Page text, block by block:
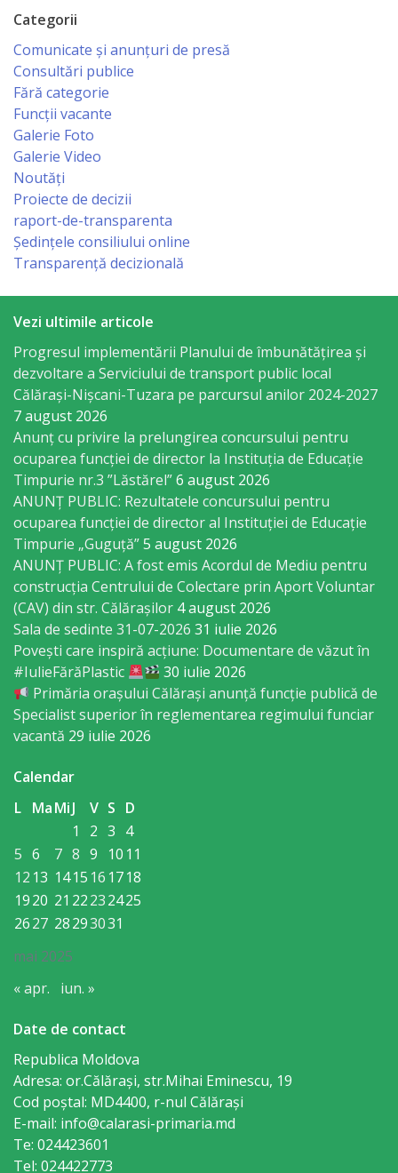
primăriei
Instituții
subordonate
IET
Lăstărel
IET
Guguță
IET
DoReMiCii
Școala
sportivă
„Mihai
Viteazul”
Școala
Sportivă
Specializată
de
Rezerve
Olimpice
Călărași
Stadionul
orășenesc
Muzeul
de
Istorie
şi
Etnografie
„Dumitru
Scvorțov-
Russu”
or.
Călăraşi
Î.M.
Categorii
Comunicate și anunțuri de presă
Consultări publice
Fără categorie
Funcții vacante
Galerie Foto
Galerie Video
Noutăți
Proiecte de decizii
raport-de-transparenta
Ședințele consiliului online
Transparență decizională
Vezi ultimile articole
Progresul implementării Planului de îmbunătățirea și
dezvoltare a Serviciului de transport public local
Călărași-Nișcani-Tuzara pe parcursul anilor 2024-2027
7 august 2026
Anunț cu privire la prelungirea concursului pentru
ocuparea funcţiei de director la Instituția de Educație
Timpurie nr.3 ”Lăstărel”6 august 2026
ANUNȚ PUBLIC: Rezultatele concursului pentru
ocuparea funcției de director al Instituției de Educație
Timpurie „Guguță”5 august 2026
ANUNȚ PUBLIC: A fost emis Acordul de Mediu pentru
construcția Centrului de Colectare prin Aport Voluntar
(CAV) din str. Călărașilor 4 august 2026
Sala de sedinte 31-07-2026 31 iulie 2026
Povești care inspiră acțiune: Documentare de văzut în
#IulieFărăPlastic
30 iulie 2026
Primăria orașului Călărași anunță funcție publică de
Specialist superior în reglementarea regimului funciar
vacantă 29 iulie 2026
Calendar
mai 2025
L MaMiJ V S D
1
2 3 4
5 6 7 8 9 10 11
12 13 1415 16 1718
1920 21 22232425
2627 28293031
« apr. iun. »
Date de contact
Republica Moldova
Adresa: or.Călăraşi, str.Mihai Eminescu, 19
Cod poștal: MD4400, r-nul Călăraşi
E-mail: info@calarasi-primaria.md
Te: 024423601
Tel: 024422773